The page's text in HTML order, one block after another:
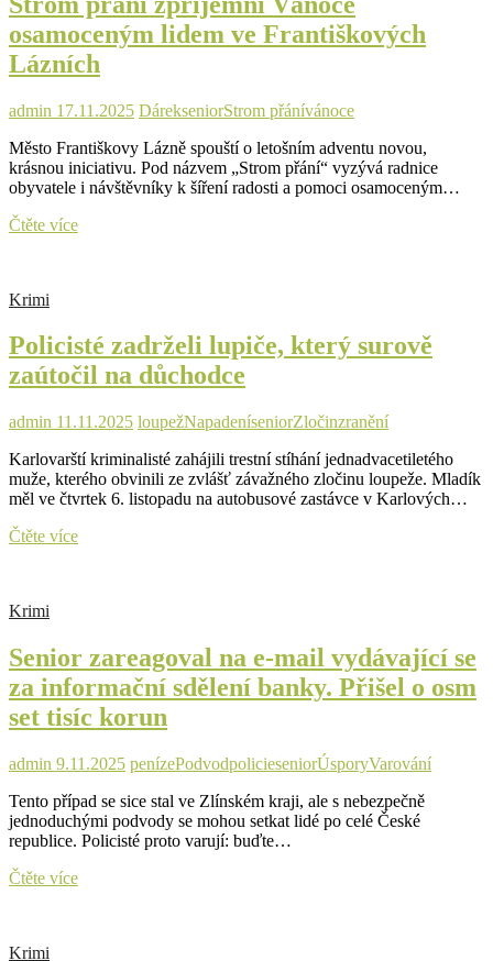
dvojnásobnou
povolenou
rychlostí
osamoceným lidem ve Františkových
Lázních
admin 17.11.2025 DárekseniorStrom přánívánoce
Město Františkovy Lázně spouští o letošním adventu novou,
krásnou iniciativu. Pod názvem „Strom přání“ vyzývá radnice
obyvatele i návštěvníky k šíření radosti a pomoci osamoceným…
Čtěte víceStrom
ve
Františkových
Lázních
Krimi
Policisté zadrželi lupiče, který surově
zaútočil na důchodce
admin 11.11.2025 loupežNapadeníseniorZločinzranění
Karlovarští kriminalisté zahájili trestní stíhání jednadvacetiletého
muže, kterého obvinili ze zvlášť závažného zločinu loupeže. Mladík
měl ve čtvrtek 6. listopadu na autobusové zastávce v Karlových…
Čtěte vícePolicisté
na
důchodce
Krimi
Senior zareagoval na e-mail vydávající se
za informační sdělení banky. Přišel o osm
set tisíc korun
admin 9.11.2025 penízePodvodpolicieseniorÚsporyVarování
Tento případ se sice stal ve Zlínském kraji, ale s nebezpečně
jednoduchými podvody se mohou setkat lidé po celé České
republice. Policisté proto varují: buďte…
Čtěte víceSenior
Krimi